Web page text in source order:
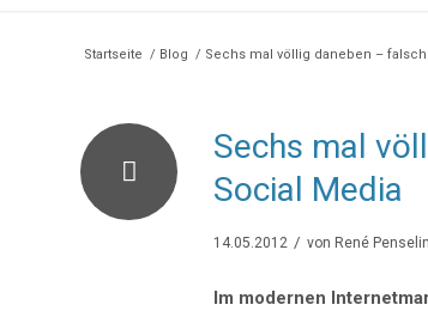
Startseite / Blog / Sechs mal völlig daneben –
Sechs mal
Social Media
14.05.2012 / von René Penselin
Im modernen